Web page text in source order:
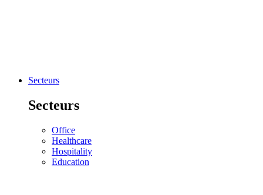
Secteurs
Secteurs
Office
Healthcare
Hospitality
Education